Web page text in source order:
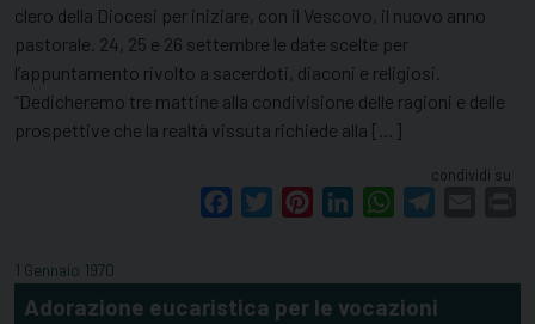
clero della Diocesi per iniziare, con il Vescovo, il nuovo anno
pastorale. 24, 25 e 26 settembre le date scelte per
l’appuntamento rivolto a sacerdoti, diaconi e religiosi.
“Dedicheremo tre mattine alla condivisione delle ragioni e delle
prospettive che la realtà vissuta richiede alla […]
condividi su
FacebookTwitterPinterestLinkedInWhatsApp
1 Gennaio 1970
Adorazione eucaristica per le vocazioni